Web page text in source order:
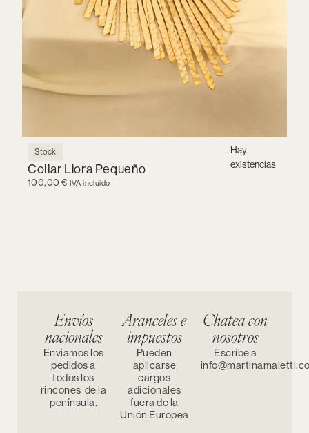
Stock
Collar Liora Pequeño
100,00 € IVA incluido
Hay
existencias
Envíos
nacionales
Enviamos los
pedidos a
todos los
rincones de la
península.
Aranceles e
impuestos
Pueden
aplicarse
cargos
adicionales
fuera de la
Unión Europea
Chatea con
nosotros
Escribe a